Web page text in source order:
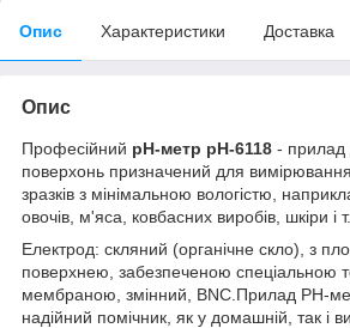
Опис Характеристики Доставка
Опис
Професійний pH-метр pH-6118 - прилад
поверхонь призначений для
зразків з мінімальною вологістю,
овочів, м'яса, ковбасних виробів, шкіри і
Електрод: скляний (органічне скло), з
поверхнею, забезпеченою спеціальною
мембраною, змінний, BNC.Прилад PH-
надійний помічник, як у домашній, так і